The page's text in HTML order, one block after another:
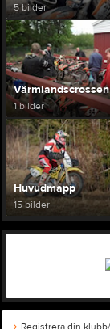
5 bilder
Värmlandscrossen
1 bilder
Huvudmapp
15 bilder